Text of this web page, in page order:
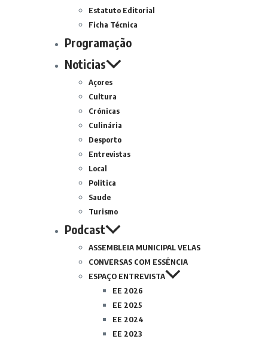
Estatuto Editorial
Ficha Técnica
Programação
Noticias
Açores
Cultura
Crónicas
Culinária
Desporto
Entrevistas
Local
Politica
Saude
Turismo
Podcast
ASSEMBLEIA MUNICIPAL VELAS
CONVERSAS COM ESSÊNCIA
ESPAÇO ENTREVISTA
EE 2026
EE 2025
EE 2024
EE 2023